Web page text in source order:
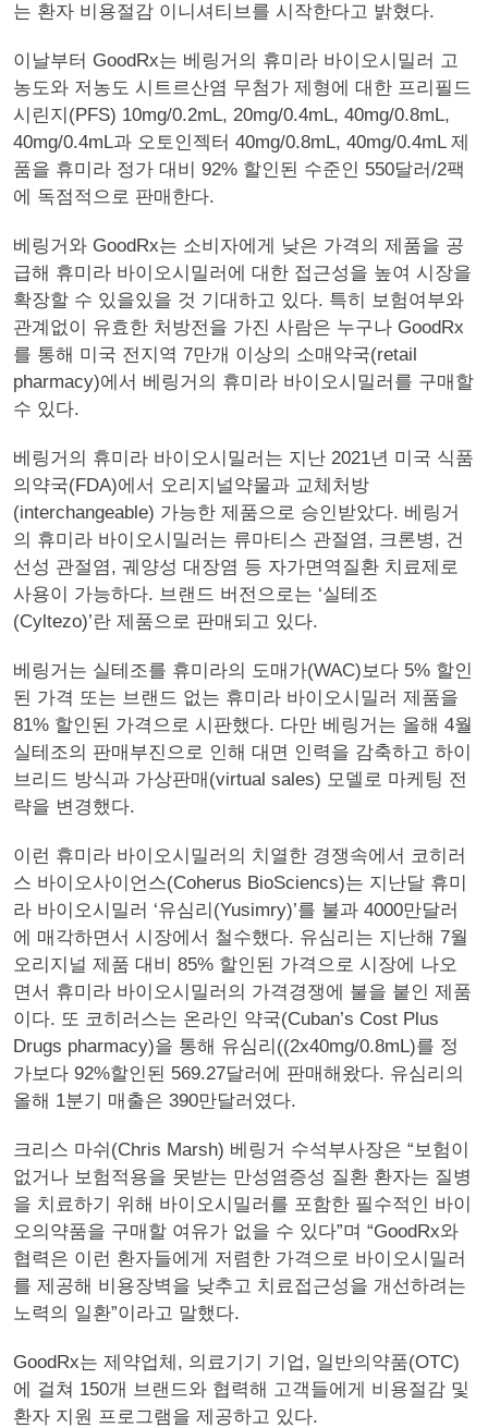
는 환자 비용절감 이니셔티브를 시작한다고 밝혔다.
이날부터 GoodRx는 베링거의 휴미라 바이오시밀러 고
농도와 저농도 시트르산염 무첨가 제형에 대한 프리필드
시린지(PFS) 10mg/0.2mL, 20mg/0.4mL, 40mg/0.8mL,
40mg/0.4mL과 오토인젝터 40mg/0.8mL, 40mg/0.4mL 제
품을 휴미라 정가 대비 92% 할인된 수준인 550달러/2팩
에 독점적으로 판매한다.
베링거와 GoodRx는 소비자에게 낮은 가격의 제품을 공
급해 휴미라 바이오시밀러에 대한 접근성을 높여 시장을
확장할 수 있을있을 것 기대하고 있다. 특히 보험여부와
관계없이 유효한 처방전을 가진 사람은 누구나 GoodRx
를 통해 미국 전지역 7만개 이상의 소매약국(retail
pharmacy)에서 베링거의 휴미라 바이오시밀러를 구매할
수 있다.
베링거의 휴미라 바이오시밀러는 지난 2021년 미국 식품
의약국(FDA)에서 오리지널약물과 교체처방
(interchangeable) 가능한 제품으로 승인받았다. 베링거
의 휴미라 바이오시밀러는 류마티스 관절염, 크론병, 건
선성 관절염, 궤양성 대장염 등 자가면역질환 치료제로
사용이 가능하다. 브랜드 버전으로는 ‘실테조
(Cyltezo)’란 제품으로 판매되고 있다.
베링거는 실테조를 휴미라의 도매가(WAC)보다 5% 할인
된 가격 또는 브랜드 없는 휴미라 바이오시밀러 제품을
81% 할인된 가격으로 시판했다. 다만 베링거는 올해 4월
실테조의 판매부진으로 인해 대면 인력을 감축하고 하이
브리드 방식과 가상판매(virtual sales) 모델로 마케팅 전
략을 변경했다.
이런 휴미라 바이오시밀러의 치열한 경쟁속에서 코히러
스 바이오사이언스(Coherus BioSciencs)는 지난달 휴미
라 바이오시밀러 ‘유심리(Yusimry)’를 불과 4000만달러
에 매각하면서 시장에서 철수했다. 유심리는 지난해 7월
오리지널 제품 대비 85% 할인된 가격으로 시장에 나오
면서 휴미라 바이오시밀러의 가격경쟁에 불을 붙인 제품
이다. 또 코히러스는 온라인 약국(Cuban’s Cost Plus
Drugs pharmacy)을 통해 유심리((2x40mg/0.8mL)를 정
가보다 92%할인된 569.27달러에 판매해왔다. 유심리의
올해 1분기 매출은 390만달러였다.
크리스 마쉬(Chris Marsh) 베링거 수석부사장은 “보험이
없거나 보험적용을 못받는 만성염증성 질환 환자는 질병
을 치료하기 위해 바이오시밀러를 포함한 필수적인 바이
오의약품을 구매할 여유가 없을 수 있다”며 “GoodRx와
협력은 이런 환자들에게 저렴한 가격으로 바이오시밀러
를 제공해 비용장벽을 낮추고 치료접근성을 개선하려는
노력의 일환”이라고 말했다.
GoodRx는 제약업체, 의료기기 기업, 일반의약품(OTC)
에 걸쳐 150개 브랜드와 협력해 고객들에게 비용절감 및
환자 지원 프로그램을 제공하고 있다.